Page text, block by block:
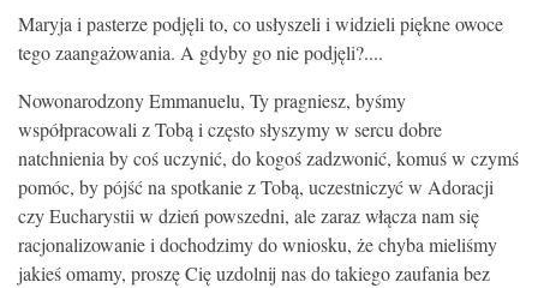
Maryja i pasterze podjęli to, co usłyszeli i widzieli piękne owoce
tego zaangażowania. A gdyby go nie podjęli?....
Nowonarodzony Emmanuelu, Ty pragniesz, byśmy
współpracowali z Tobą i często słyszymy w sercu dobre
natchnienia by coś uczynić, do kogoś zadzwonić, komuś w czymś
pomóc, by pójść na spotkanie z Tobą, uczestniczyć w Adoracji
czy Eucharystii w dzień powszedni, ale zaraz włącza nam się
racjonalizowanie i dochodzimy do wniosku, że chyba mieliśmy
jakieś omamy, proszę Cię uzdolnij nas do takiego zaufania bez